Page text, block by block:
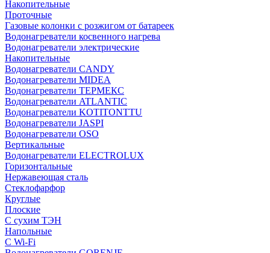
Накопительные
Проточные
Газовые колонки с розжигом от батареек
Водонагреватели косвенного нагрева
Водонагреватели электрические
Накопительные
Водонагреватели CANDY
Водонагреватели MIDEA
Водонагреватели ТЕРМЕКС
Водонагреватели ATLANTIC
Водонагреватели KOTITONTTU
Водонагреватели JASPI
Водонагреватели OSO
Вертикальные
Водонагреватели ELECTROLUX
Горизонтальные
Нержавеющая сталь
Стеклофарфор
Круглые
Плоские
С сухим ТЭН
Напольные
С Wi-Fi